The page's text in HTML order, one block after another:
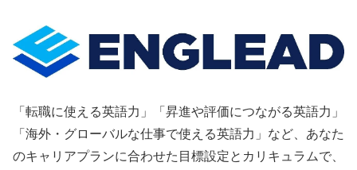
「転職に使える英語力」「昇進や評価につながる英語力」
「海外・グローバルな仕事で使える英語力」など、あなた
のキャリアプランに合わせた目標設定とカリキュラムで、